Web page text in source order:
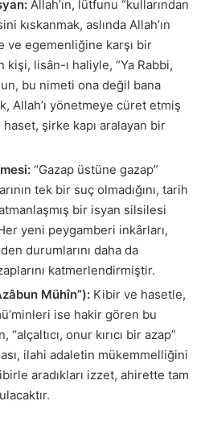
Allah’ın, lütfunu “kullarından
kıskanmak, aslında Allah’ın
ve egemenliğine karşı bir
kişi, lisân-ı haliyle, “Ya Rabbi,
bu nimeti ona değil bana
Allah’ı yönetmeye cüret etmiş
şirke kapı aralayan bir
“Gazap üstüne gazap”
tek bir suç olmadığını, tarih
bir isyan silsilesi
yeni peygamberi inkârları,
durumlarını daha da
katmerlendirmiştir.
Mühîn”): Kibir ve hasetle,
ise hakir gören bu
“alçaltıcı, onur kırıcı bir azap”
ilahi adaletin mükemmelliğini
aradıkları izzet, ahirette tam